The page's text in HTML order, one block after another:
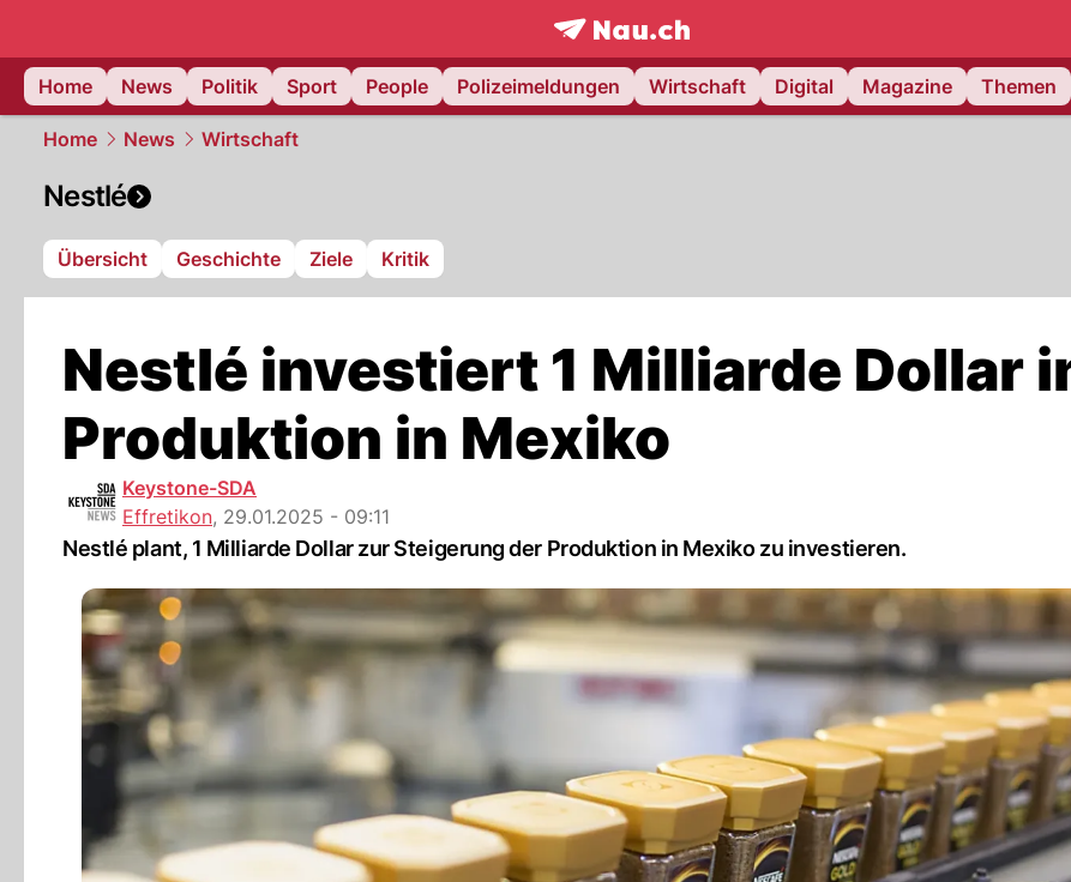
frontpage.NAU.ch
Home
News Politik Sport People Polizeimeldungen Wirtschaft Digital Magazine Themen
Home News Wirtschaft
Nestlé
Übersicht Geschichte Ziele Kritik
Nestlé investiert 1 Milliarde Dollar
Produktion in Mexiko
Keystone-SDA
Effretikon, 29.01.2025 - 09:11
Nestlé plant, 1 Milliarde Dollar zur Steigerung der Produktion in Mexiko zu investieren.